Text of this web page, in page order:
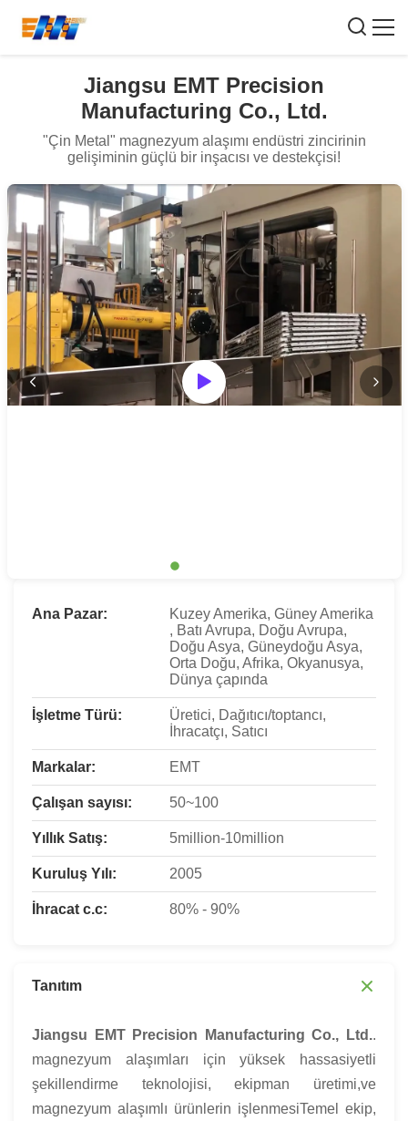
Jiangsu EMT Precision
Manufacturing Co., Ltd.
"Çin Metal" magnezyum alaşımı endüstri zincirinin
gelişiminin güçlü bir inşacısı ve destekçisi!
Ana Pazar:
Kuzey Amerika, Güney Amerika
, Batı Avrupa, Doğu Avrupa,
Doğu Asya, Güneydoğu Asya,
Orta Doğu, Afrika, Okyanusya,
Dünya çapında
İşletme Türü:
Üretici, Dağıtıcı/toptancı,
İhracatçı, Satıcı
Markalar: EMT
Çalışan sayısı: 50~100
Yıllık Satış: 5million-10million
Kuruluş Yılı: 2005
İhracat c.c: 80% - 90%
Tanıtım
Jiangsu EMT Precision Manufacturing Co., Ltd..
magnezyum alaşımları için yüksek hassasiyetli
şekillendirme teknolojisi, ekipman üretimi,ve
magnezyum alaşımlı ürünlerin işlenmesiTemel ekip,